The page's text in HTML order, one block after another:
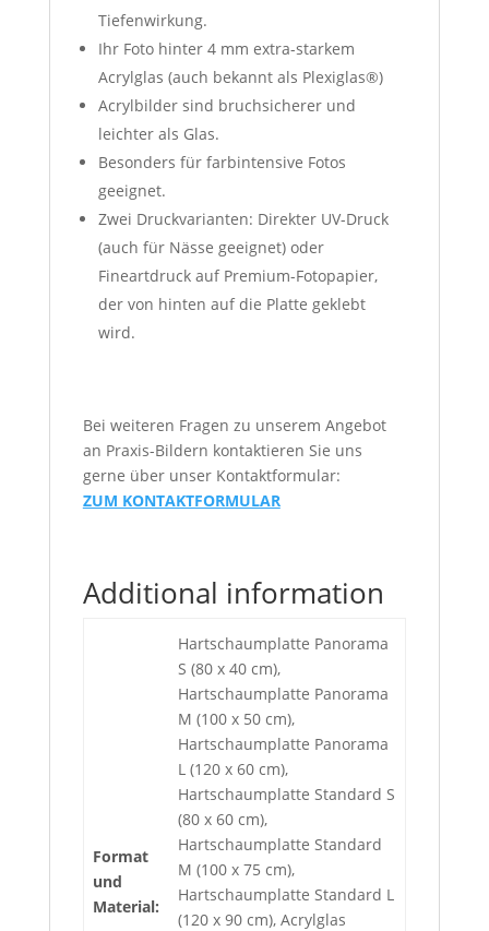
Tiefenwirkung.
Ihr Foto hinter 4 mm extra-starkem
Acrylglas (auch bekannt als Plexiglas®)
Acrylbilder sind bruchsicherer und
leichter als Glas.
Besonders für farbintensive Fotos
geeignet.
Zwei Druckvarianten: Direkter UV-Druck
(auch für Nässe geeignet) oder
Fineartdruck auf Premium-Fotopapier,
der von hinten auf die Platte geklebt
wird.
Bei weiteren Fragen zu unserem Angebot
an Praxis-Bildern kontaktieren Sie uns
gerne über unser Kontaktformular:
ZUM KONTAKTFORMULAR
Additional information
Format
und
Material:
Hartschaumplatte Panorama
S (80 x 40 cm),
Hartschaumplatte Panorama
M (100 x 50 cm),
Hartschaumplatte Panorama
L (120 x 60 cm),
Hartschaumplatte Standard S
(80 x 60 cm),
Hartschaumplatte Standard
M (100 x 75 cm),
Hartschaumplatte Standard L
(120 x 90 cm), Acrylglas